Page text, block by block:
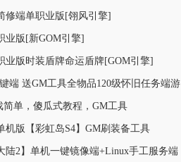
修端单职业版[翎风引擎]
业版[新GOM引擎]
业版时装盾牌命运盾牌[GOM引擎]
端 送GM工具全物品120级怀旧任务端游
单，傻瓜式教程，GM工具
机版【彩虹岛S4】GM刷装备工具
陆2】单机一键镜像端+Linux手工服务端